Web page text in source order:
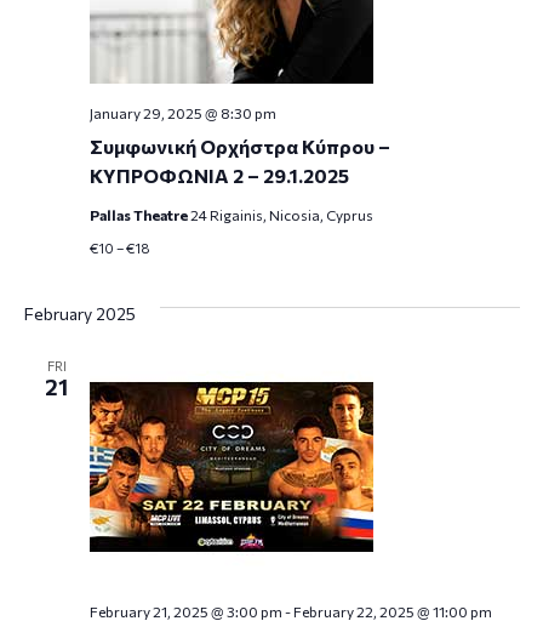
Συμφωνική Ορχήστρα Κύπρου –
ΚΥΠΡΟΦΩΝΙΑ 2 – 29.1.2025
January 29, 2025 @ 8:30 pm
Pallas Theatre24 Rigainis, Nicosia, Cyprus
€10 – €18
February 2025
FRI
21
February 21, 2025 @ 3:00 pm - February 22, 2025 @ 11:00 pm